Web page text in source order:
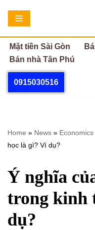
Chuyển
tới
nội
dung
Mặt tiền Sài Gòn
Bán nhà Tân Phú
0915030516
Home » News » Economics
học là gì? Ví dụ?
Ý nghĩa
trong kinh
dụ?